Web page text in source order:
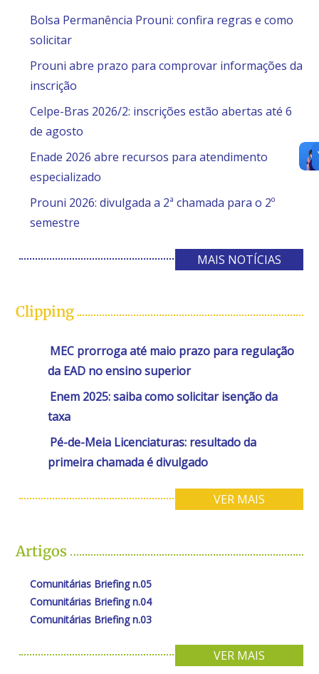
Bolsa Permanência Prouni: confira regras e como
solicitar
Prouni abre prazo para comprovar informações da
inscrição
Celpe-Bras 2026/2: inscrições estão abertas até 6
de agosto
Enade 2026 abre recursos para atendimento
especializado
Prouni 2026: divulgada a 2ª chamada para o 2º
semestre
MAIS NOTÍCIAS
Clipping
MEC prorroga até maio prazo para regulação
da EAD no ensino superior
Enem 2025: saiba como solicitar isenção da
taxa
Pé-de-Meia Licenciaturas: resultado da
primeira chamada é divulgado
VER MAIS
Artigos
Comunitárias Briefing n.05
Comunitárias Briefing n.04
Comunitárias Briefing n.03
VER MAIS